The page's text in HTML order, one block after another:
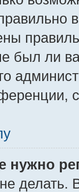
был ли
делать.